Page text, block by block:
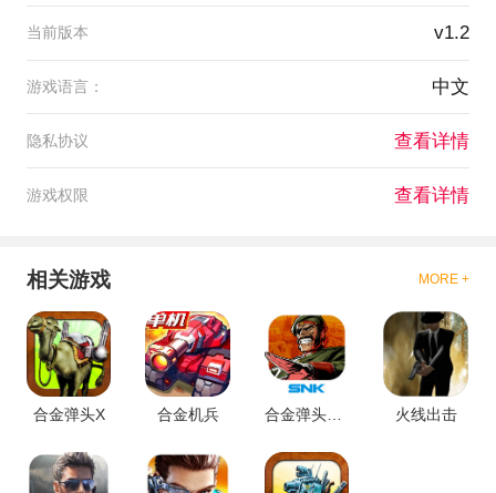
当前版本 v1.2
游戏语言： 中文
隐私协议 查看详情
游戏权限 查看详情
相关游戏 MORE +
合金弹头X 合金机兵 合金弹头塔防 火线出击